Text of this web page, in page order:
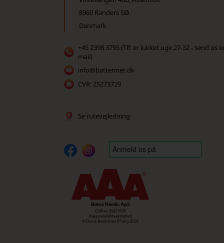
8960 Randers SØ
Danmark
+45 2398 3795 (Tlf. er lukket uge 27-32 - send os
mail)
info@batterinet.dk
CVR: 25273729
Se rutevejledning